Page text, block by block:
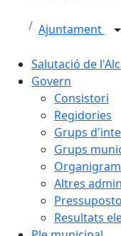
Ajuntament
Salutació de
Govern
Consistori
Regidories
Grups
Grups
Altres
Resultats